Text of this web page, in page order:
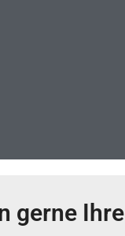
gerne Ihre